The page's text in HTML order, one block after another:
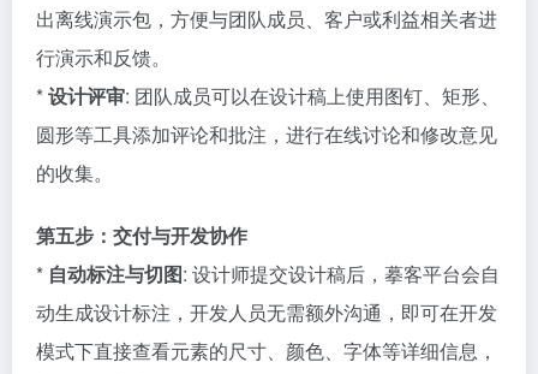
出离线演示包，方便与团队成员、客户或利益相关者进
行演示和反馈。
*设计评审: 团队成员可以在设计稿上使用图钉、矩形、
圆形等工具添加评论和批注，进行在线讨论和修改意见
的收集。
第五步：交付与开发协作
* 自动标注与切图: 设计师提交设计稿后，摹客平台会自
动生成设计标注，开发人员无需额外沟通，即可在开发
模式下直接查看元素的尺寸、颜色、字体等详细信息，